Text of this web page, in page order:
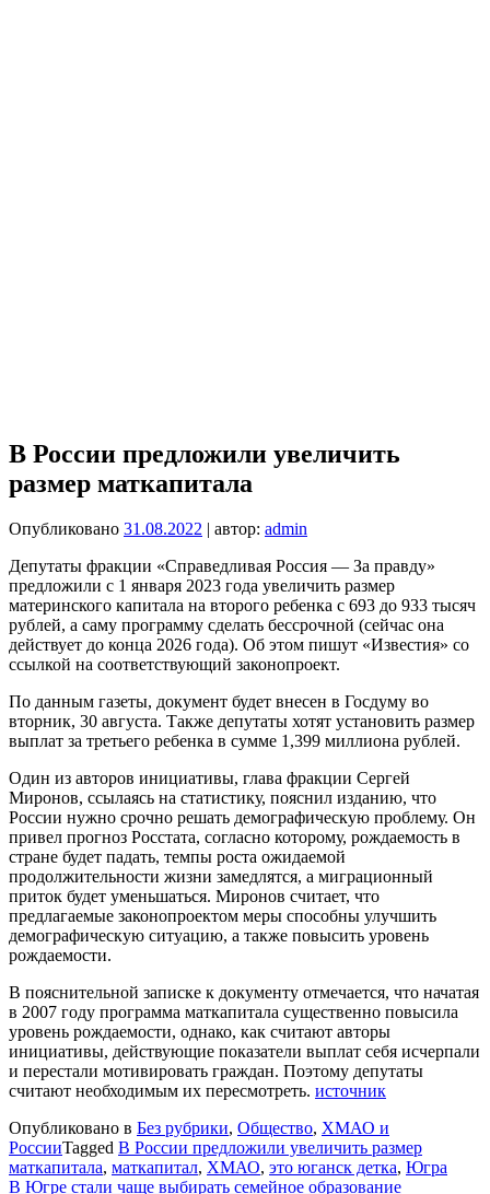
В России предложили увеличить
размер маткапитала
Опубликовано 31.08.2022 | автор: admin
Депутаты фракции «Справедливая Россия — За правду»
предложили с 1 января 2023 года увеличить размер
материнского капитала на второго ребенка с 693 до 933 тысяч
рублей, а саму программу сделать бессрочной (сейчас она
действует до конца 2026 года). Об этом пишут «Известия» со
ссылкой на соответствующий законопроект.
По данным газеты, документ будет внесен в Госдуму во
вторник, 30 августа. Также депутаты хотят установить размер
выплат за третьего ребенка в сумме 1,399 миллиона рублей.
Один из авторов инициативы, глава фракции Сергей
Миронов, ссылаясь на статистику, пояснил изданию, что
России нужно срочно решать демографическую проблему. Он
привел прогноз Росстата, согласно которому, рождаемость в
стране будет падать, темпы роста ожидаемой
продолжительности жизни замедлятся, а миграционный
приток будет уменьшаться. Миронов считает, что
предлагаемые законопроектом меры способны улучшить
демографическую ситуацию, а также повысить уровень
рождаемости.
В пояснительной записке к документу отмечается, что начатая
в 2007 году программа маткапитала существенно повысила
уровень рождаемости, однако, как считают авторы
инициативы, действующие показатели выплат себя исчерпали
и перестали мотивировать граждан. Поэтому депутаты
считают необходимым их пересмотреть. источник
Опубликовано в Без рубрики, Общество, ХМАО и
РоссииTagged В России предложили увеличить размер
маткапитала, маткапитал, ХМАО, это юганск детка, Югра
В Югре стали чаще выбирать семейное образование